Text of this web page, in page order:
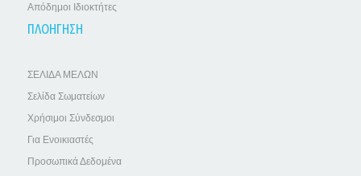
Απόδημοι Ιδιοκτήτες
ΠΛΟΗΓΗΣΗ
ΣΕΛΙΔΑ ΜΕΛΩΝ
Σελίδα Σωματείων
Χρήσιμοι Σύνδεσμοι
Για Ενοικιαστές
Προσωπικά Δεδομένα